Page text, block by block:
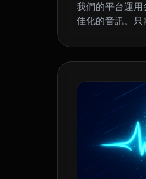
我們的平台運
佳化的音訊。只